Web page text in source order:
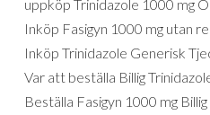
uppköp Trinidazole 1000 mg
Inköp Fasigyn 1000 mg utan
Inköp Trinidazole Generisk
Var att beställa Billig
Beställa Fasigyn 1000 mg